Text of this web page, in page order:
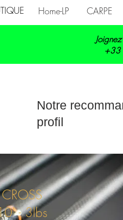
Home-LP CARPE
Notre
profil
CROSS
- 3lbs